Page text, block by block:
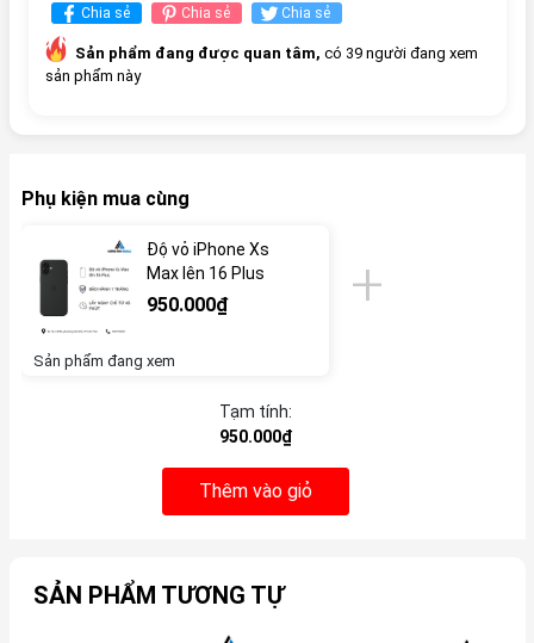
Chia sẻ Chia sẻ Chia sẻ
Sản phẩm đang được quan tâm, có 39 người đang xem
sản phẩm này
Phụ kiện mua cùng
Độ vỏ iPhone Xs
Max lên 16 Plus
950.000₫
Sản phẩm đang xem
Tạm tính:
950.000₫
Thêm vào giỏ
SẢN PHẨM TƯƠNG TỰ